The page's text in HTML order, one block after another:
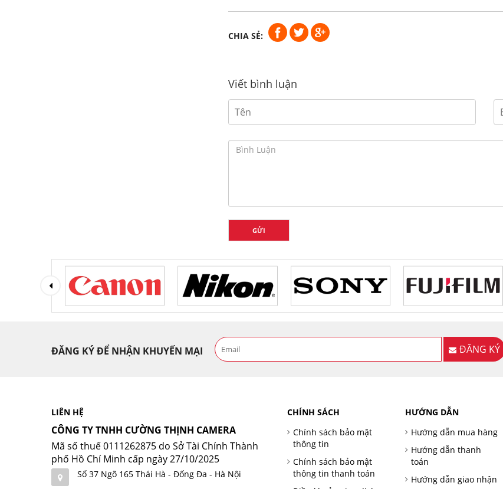
CHIA SẺ:
Viết bình luận
GỬI
ĐĂNG KÝ ĐỂ NHẬN KHUYẾN MẠI ĐĂNG KÝ
LIÊN HỆ
CÔNG TY TNHH CƯỜNG THỊNH CAMERA
Mã số thuế 0111262875 do Sở Tài Chính Thành
phố Hồ Chí Minh cấp ngày 27/10/2025
Số 37 Ngõ 165 Thái Hà - Đống Đa - Hà Nội
CHÍNH SÁCH
Chính sách bảo mật
thông tin
Chính sách bảo mật
thông tin thanh toán
HƯỚNG DẪN
Hướng dẫn mua hàng
Hướng dẫn thanh
toán
Hướng dẫn giao nhận